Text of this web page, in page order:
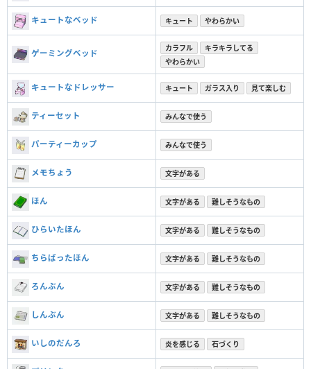
キュートなベッド キュート やわらかい
ゲーミングベッド
カラフル
キラキラしてる
やわらかい
キュートなドレッサー キュート ガラス入り 見て楽しむ
ティーセット みんなで使う
パーティーカップ みんなで使う
メモちょう 文字がある
ほん 文字がある 難しそうなもの
ひらいたほん 文字がある 難しそうなもの
ちらばったほん 文字がある 難しそうなもの
ろんぶん 文字がある 難しそうなもの
しんぶん 文字がある 難しそうなもの
いしのだんろ 炎を感じる 石づくり